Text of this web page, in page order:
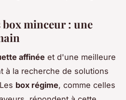
box minceur : une
affinée et d'une meilleure
à la recherche de solutions
box régime, comme celles